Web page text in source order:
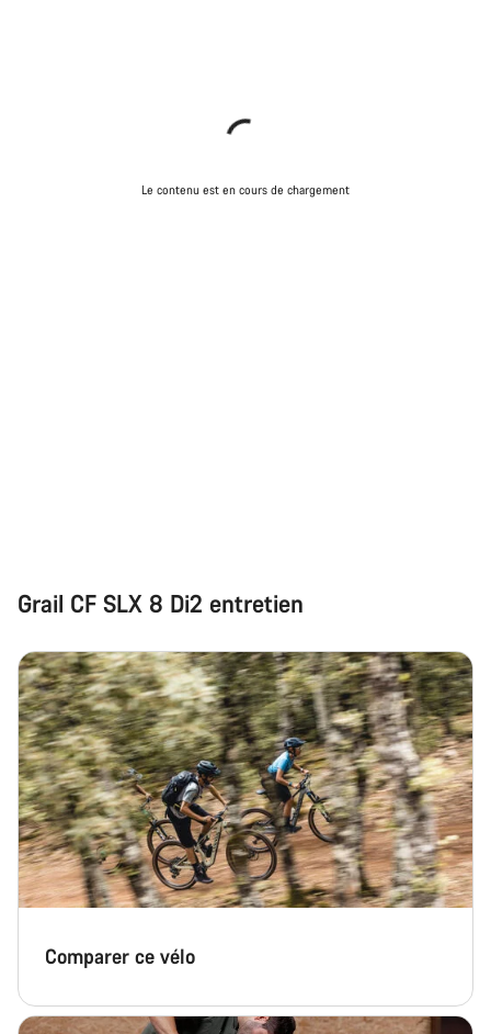
Le contenu est en cours de chargement
Grail CF SLX 8 Di2 entretien
Comparer ce vélo